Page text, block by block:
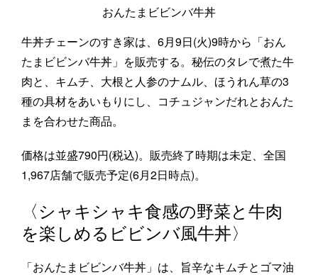
おんたまビビンバ牛丼
牛丼チェーンのすき家は、6月9日(火)9時から「おん
たまビビンバ牛丼」を販売する。秘伝のタレで煮た牛
肉と、キムチ、大根と人参のナムル、ほうれん草の3
種の具材をあいもりにし、コチュジャンだれとおんた
まを合わせた商品。
価格は並盛790円(税込)。販売終了時期は未定、全国
1,967店舗で販売予定(6月2日時点)。
〈シャキシャキ食感の野菜と牛肉
を楽しめるビビンバ風牛丼〉
「おんたまビビンバ牛丼」は、旨辛なキムチとゴマ油